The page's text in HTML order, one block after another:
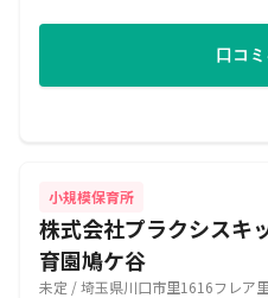
口コ
小規模保育所
株式会社プラクシスキ
育園鳩ケ谷
未定 / 埼玉県川口市里1616フレア里